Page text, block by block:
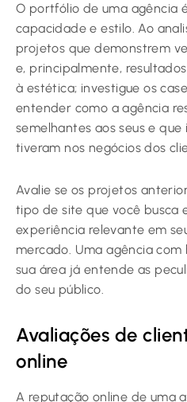
O portfólio de uma agência
capacidade e estilo. Ao
projetos que demonstrem
e, principalmente,
à estética; investigue os
entender como a agência
semelhantes aos seus e
tiveram nos negócios dos
Avalie se os projetos
tipo de site que você busca
experiência relevante em
mercado. Uma agência
sua área já entende as
do seu público.
Avaliações de
online
A reputação online de uma